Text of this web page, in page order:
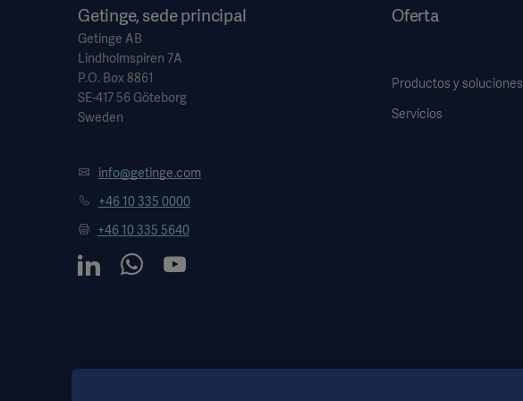
Getinge, sede principal
Getinge AB
Lindholmspiren 7A
P.O. Box 8861
SE-417 56 Göteborg
Sweden
info@getinge.com
+46 10 335 0000
+46 10 335 5640
Oferta
Productos y soluciones
Servicios